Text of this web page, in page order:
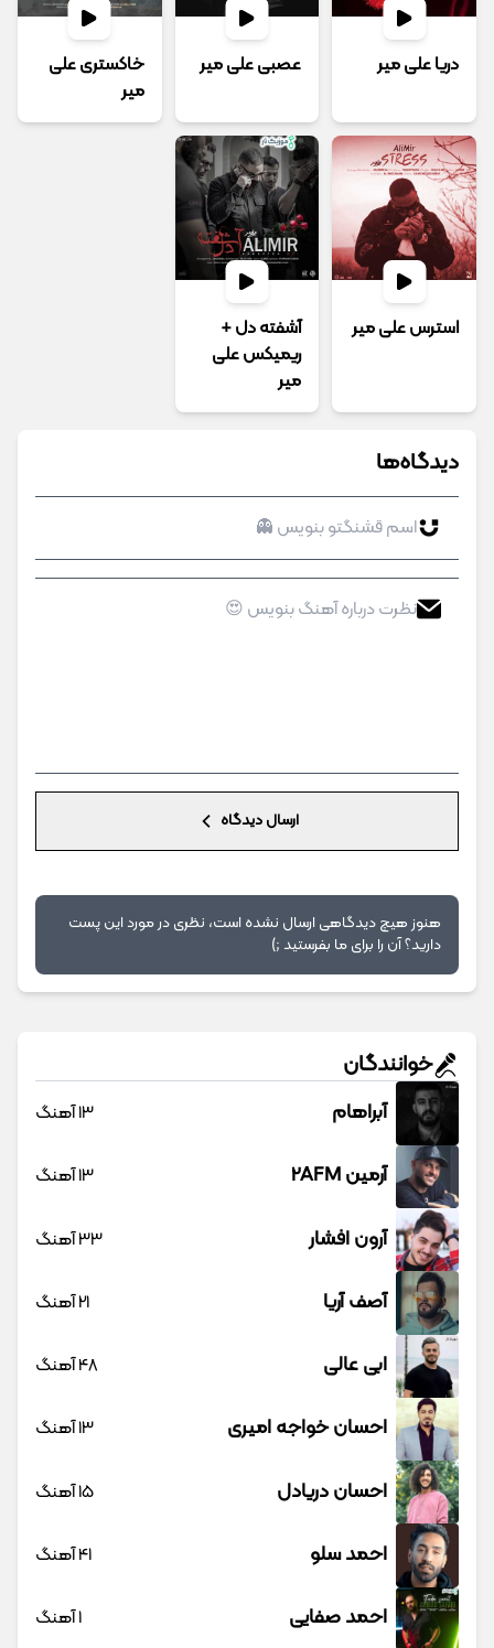
دریا علی میر عصبی علی میر
خاکستری علی
میر
استرس علی میر
آشفته دل +
ریمیکس علی
میر
دیدگاه‌ها
ارسال دیدگاه
هنوز هیچ دیدگاهی ارسال نشده است، نظری در مورد این پست
دارید؟ آن را برای ما بفرستید ;)
خوانندگان
آبراهام 13 آهنگ
آرمین 2AFM 13 آهنگ
آرون افشار 33 آهنگ
آصف آریا 21 آهنگ
ابی عالی 48 آهنگ
احسان خواجه امیری 13 آهنگ
احسان دریادل 15 آهنگ
احمد سلو 41 آهنگ
احمد صفایی 1 آهنگ